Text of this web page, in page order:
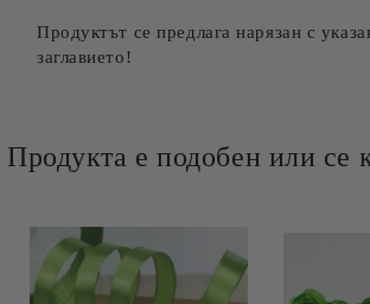
Продуктът се предлага нарязан с
заглавието!